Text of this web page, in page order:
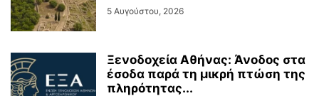
5 Αυγούστου, 2026
Ξενοδοχεία Αθήνας: Άνοδος στα
έσοδα παρά τη μικρή πτώση της
πληρότητας...